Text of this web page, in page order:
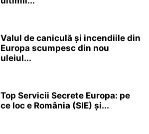
Valul de caniculă și incendiile din
Europa scumpesc din nou
uleiul...
Top Servicii Secrete Europa: pe
ce loc e România (SIE) și...